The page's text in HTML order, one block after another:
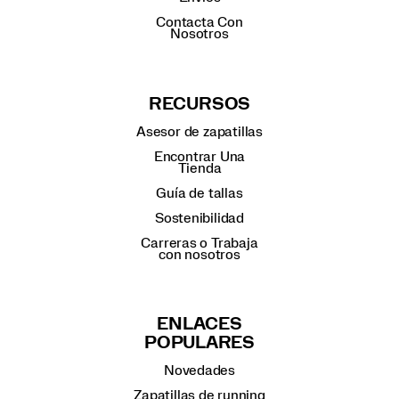
Contacta Con
Nosotros
RECURSOS
Asesor de zapatillas
Encontrar Una
Tienda
Guía de tallas
Sostenibilidad
Carreras o Trabaja
con nosotros
ENLACES
POPULARES
Novedades
Zapatillas de running